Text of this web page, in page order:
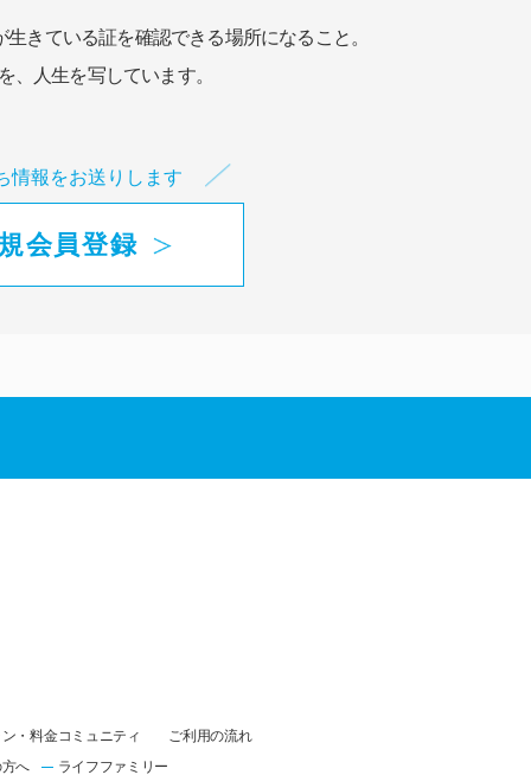
きている証を確認できる場所になること。
、人生を写しています。
情報をお送りします
会員登録
・料金
へ
コミュニティ
ライフファミリー
ご利用の流れ